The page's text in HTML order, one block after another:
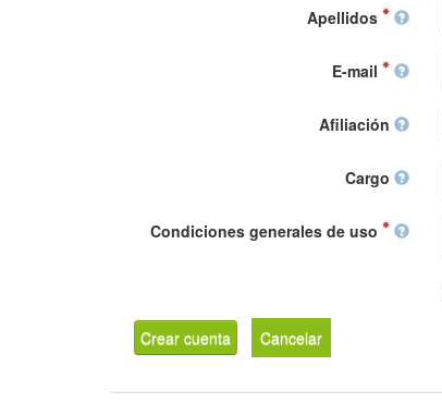
Apellidos
E-mail
Afiliación
Cargo
Condiciones generales de uso
Crear cuenta Cancelar